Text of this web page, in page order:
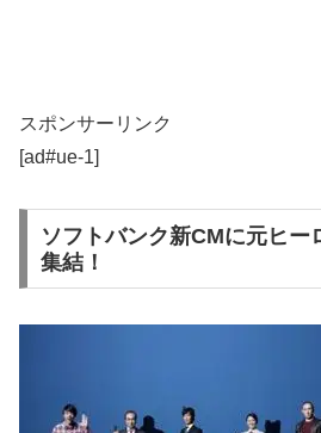
スポンサーリンク
[ad#ue-1]
ソフトバンク新CMに元ヒー
集結！